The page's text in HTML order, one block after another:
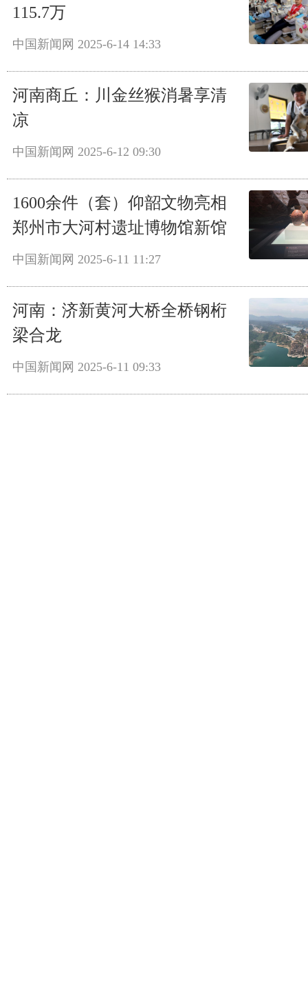
115.7万
中国新闻网 2025-6-14 14:33
河南商丘：川金丝猴消暑享清
凉
中国新闻网 2025-6-12 09:30
1600余件（套）仰韶文物亮相
郑州市大河村遗址博物馆新馆
中国新闻网 2025-6-11 11:27
河南：济新黄河大桥全桥钢桁
梁合龙
中国新闻网 2025-6-11 09:33